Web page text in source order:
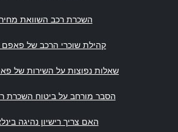
השכרת רכב השוואת
קהילת שוכרי הרכב של
שאלות נפוצות על השירות של
הסבר מורחב על ביטוח השכרת
האם צריך רישיון נהיגה